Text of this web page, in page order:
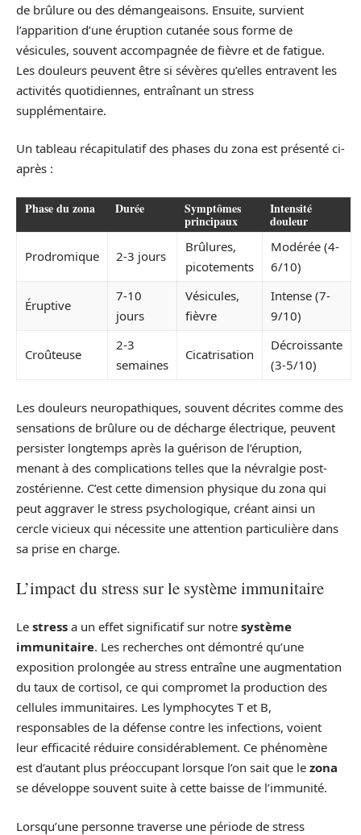
de brûlure ou des démangeaisons. Ensuite, survient
l’apparition d’une éruption cutanée sous forme de
vésicules, souvent accompagnée de fièvre et de fatigue.
Les douleurs peuvent être si sévères qu’elles entravent les
activités quotidiennes, entraînant un stress
supplémentaire.
Un tableau récapitulatif des phases du zona est présenté ci-
après :
Phase du zona Durée Symptômes
principaux
Intensité
douleur
Prodromique 2-3 jours
Brûlures,
picotements
Modérée (4-
6/10)
Éruptive
7-10
jours
Vésicules,
fièvre
Intense (7-
9/10)
Croûteuse
2-3
semaines
Cicatrisation
Décroissante
(3-5/10)
Les douleurs neuropathiques, souvent décrites comme des
sensations de brûlure ou de décharge électrique, peuvent
persister longtemps après la guérison de l’éruption,
menant à des complications telles que la névralgie post-
zostérienne. C’est cette dimension physique du zona qui
peut aggraver le stress psychologique, créant ainsi un
cercle vicieux qui nécessite une attention particulière dans
sa prise en charge.
L’impact du stress sur le système immunitaire
Le stress a un effet significatif sur notre système
immunitaire. Les recherches ont démontré qu’une
exposition prolongée au stress entraîne une augmentation
du taux de cortisol, ce qui compromet la production des
cellules immunitaires. Les lymphocytes T et B,
responsables de la défense contre les infections, voient
leur efficacité réduire considérablement. Ce phénomène
est d’autant plus préoccupant lorsque l’on sait que le zona
se développe souvent suite à cette baisse de l’immunité.
Lorsqu’une personne traverse une période de stress